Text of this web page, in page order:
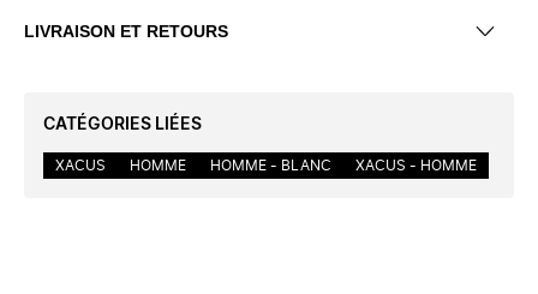
LIVRAISON ET RETOURS
CATÉGORIES LIÉES
XACUS HOMME HOMME - BLANC XACUS - HOMME